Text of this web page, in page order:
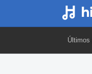
Últimos